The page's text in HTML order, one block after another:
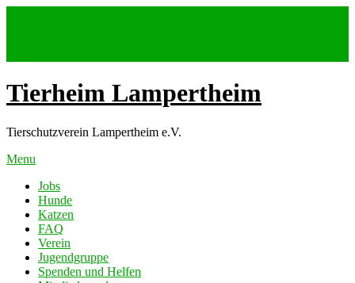
Tierheim Lampertheim
Tierschutzverein Lampertheim e.V.
Menu
Jobs
Hunde
Katzen
FAQ
Verein
Jugendgruppe
Spenden und Helfen